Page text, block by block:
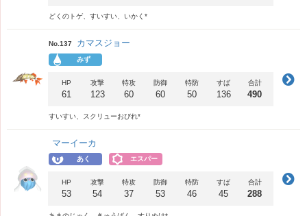
どくのトゲ、すいすい、いかく*
No.137 カマスジョー
みず
HP
61
攻撃
123
特攻
60
防御
60
特防
50
すば
136
合計
490
すいすい、スクリューおびれ*
マーイーカ
あく エスパー
HP
53
攻撃
54
特攻
37
防御
53
特防
46
すば
45
合計
288